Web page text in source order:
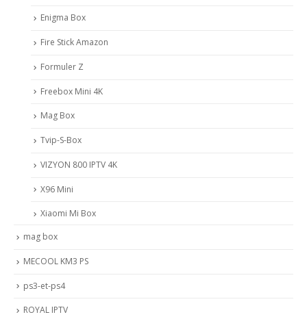
Enigma Box
Fire Stick Amazon
Formuler Z
Freebox Mini 4K
Mag Box
Tvip-S-Box
VIZYON 800 IPTV 4K
X96 Mini
Xiaomi Mi Box
mag box
MECOOL KM3 PS
ps3-et-ps4
ROYAL IPTV